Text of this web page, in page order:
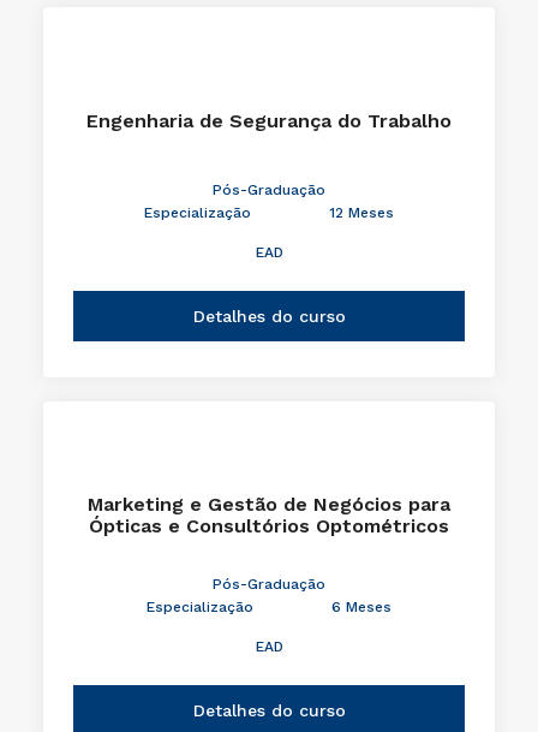
Engenharia de Segurança do Trabalho
Pós-Graduação
Especialização
12 Meses
EAD
Detalhes do curso
Marketing e Gestão de Negócios para
Ópticas e Consultórios Optométricos
Pós-Graduação
Especialização
6 Meses
EAD
Detalhes do curso